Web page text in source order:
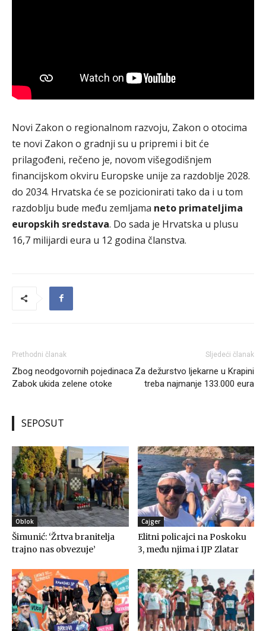
Novi Zakon o regionalnom razvoju, Zakon o otocima
te novi Zakon o gradnji su u pripremi i bit će
prilagođeni, rečeno je, novom višegodišnjem
financijskom okviru Europske unije za razdoblje 2028.
do 2034. Hrvatska će se pozicionirati tako da i u tom
razdoblju bude među zemljama neto primateljima
europskih sredstava. Do sada je Hrvatska u plusu
16,7 milijardi eura u 12 godina članstva.
Prethodni članak
Zbog neodgovornih pojedinaca
Zabok ukida zelene otoke
Sljedeći članak
Za dežurstvo ljekarne u Krapini
treba najmanje 133.000 eura
SEPOSUT
Oblok
Šimunić: ‘Žrtva branitelja
trajno nas obvezuje’
Cajger
Elitni policajci na Poskoku
3, među njima i IJP Zlatar